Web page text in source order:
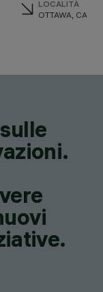
LOCALITÀ
OTTAWA,